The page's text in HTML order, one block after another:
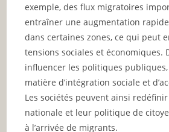
exemple, des flux migratoires
entraîner une augmentation
dans certaines zones, ce qui peut
tensions sociales et économiques.
influencer les politiques
matière d’intégration sociale et
Les sociétés peuvent ainsi
nationale et leur politique de
à l’arrivée de migrants.